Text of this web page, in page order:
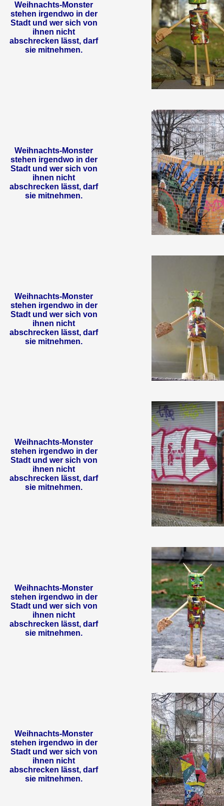
Weihnachts-Monster
stehen irgendwo in der
Stadt und wer sich von
ihnen nicht
abschrecken lässt, darf
sie mitnehmen.
Weihnachts-Monster
stehen irgendwo in der
Stadt und wer sich von
ihnen nicht
abschrecken lässt, darf
sie mitnehmen.
Weihnachts-Monster
stehen irgendwo in der
Stadt und wer sich von
ihnen nicht
abschrecken lässt, darf
sie mitnehmen.
Weihnachts-Monster
stehen irgendwo in der
Stadt und wer sich von
ihnen nicht
abschrecken lässt, darf
sie mitnehmen.
Weihnachts-Monster
stehen irgendwo in der
Stadt und wer sich von
ihnen nicht
abschrecken lässt, darf
sie mitnehmen.
Weihnachts-Monster
stehen irgendwo in der
Stadt und wer sich von
ihnen nicht
abschrecken lässt, darf
sie mitnehmen.